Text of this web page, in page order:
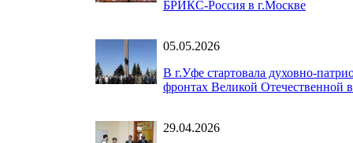
БРИКС-Россия в г.Москве
05.05.2026
В г.Уфе стартовала духовно-
фронтах Великой Отечественной
29.04.2026